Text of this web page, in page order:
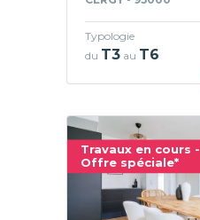
Typologie
du T3 au T6
Travaux en cours -
Offre spéciale*